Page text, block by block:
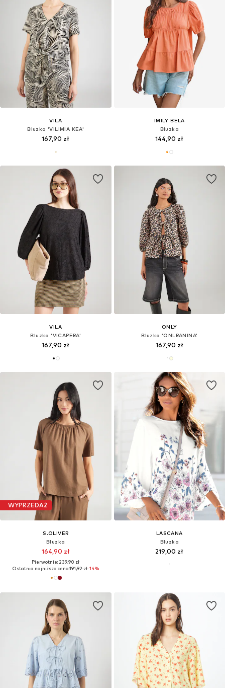
VILA
Bluzka 'VILIMIA KEA'
167,90 zł
IMILY BELA
Bluzka
144,90 zł
VILA
Bluzka 'VICAPERA'
167,90 zł
ONLY
Bluzka 'ONLRANINA'
167,90 zł
WYPRZEDAŻ
S.OLIVER
Bluzka
164,90 zł
Pierwotnie: 239,90 zł
Ostatnia najniższa cena:191,92 zł-14%
LASCANA
Bluzka
219,00 zł